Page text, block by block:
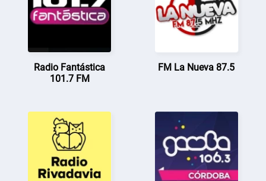
Radio Fantástica
101.7 FM
FM La Nueva 87.5